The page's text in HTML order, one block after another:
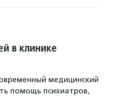
в клинике
медицинский
помощь психиатров,